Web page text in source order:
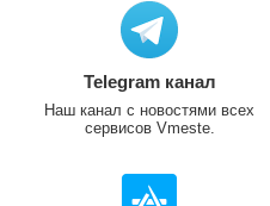
Telegram канал
Наш канал с новостями всех
сервисов Vmeste.